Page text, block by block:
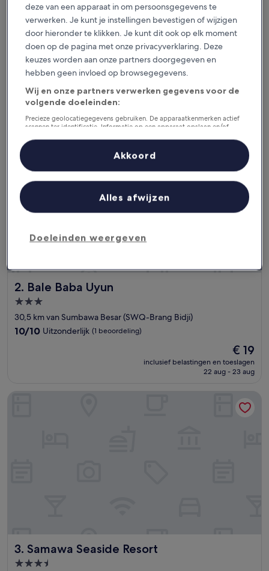
1. GRAND SAMOTA HOTEL
GRAND SAMOTA HOTEL
3.0-
sterrenaccommodatie
1,9 km van Sumbawa Besar (SWQ-Brang Bidji)
De
prijs
€ 37
€ 37
2. Bale Baba Uyun
Bale Baba Uyun
3.0-
sterrenaccommodatie
30,5 km van Sumbawa Besar (SWQ-Brang Bidji)
10.0
10/10 Uitzonderlijk (1 beoordeling)
De
prijs
is
€ 19
inclusief belastingen en toeslagen
22 aug - 23 aug
3. Samawa Seaside Resort
Samawa Seaside Resort
3.5-
deze van een apparaat in om persoonsgegevens te
verwerken. Je kunt je instellingen bevestigen of wijzigen
door hieronder te klikken. Je kunt dit ook op elk moment
doen op de pagina met onze privacyverklaring. Deze
keuzes worden aan onze partners doorgegeven en
hebben geen invloed op browsegegevens.
Wij en onze partners verwerken gegevens voor de
volgende doeleinden:
Precieze geolocatiegegevens gebruiken. De apparaatkenmerken actief
scannen ter identificatie. Informatie op een apparaat opslaan en/of
contentmetingen, doelgroepenonderzoek en ontwikkeling van
Doeleinden weergeven
Alles afwijzen
Akkoord